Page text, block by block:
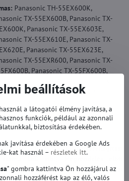
Panasonic TH-55EX600K,
TX-55EX600B, Panasonic TX-
Panasonic TX-55EX603E,
TX-55EX610E, Panasonic TX-
Panasonic TX-55EX623E,
TX-55EXR600, Panasonic TX-
Panasonic TX-55FX600B,
Panasonic TX-55FX623E,
TXFZL55FFAA , TXFZL55FHAA ,
típusú LED-háttérvilágítást
LED stb.). Megrendelés előtt
je valóban ilyen típusú LED szalagokat
beállítások
a látogatói élmény javítása, a
funkciók, például az azonnali
biztosítása érdekében.
javítása érdekében a Google Ads
kat használ – részletek itt.
" gombra kattintva Ön hozzájárul az
hozzáférést kap az élő, valós